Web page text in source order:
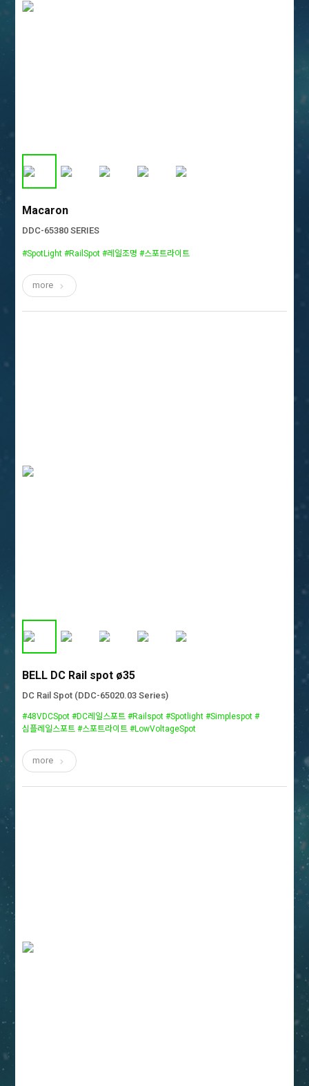
Macaron
DDC-65380 SERIES
#SpotLight #RailSpot #레일조명 #스포트라이트
more
BELL DC Rail spot ø35
DC Rail Spot (DDC-65020.03 Series)
#48VDCSpot #DC레일스포트 #Railspot #Spotlight #Simplespot #
심플레일스포트 #스포트라이트 #LowVoltageSpot
more